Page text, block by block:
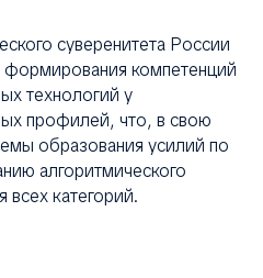
суверенитета России
компетенций
технологий у
профилей, что, в свою
образования усилий по
алгоритмического
категорий.